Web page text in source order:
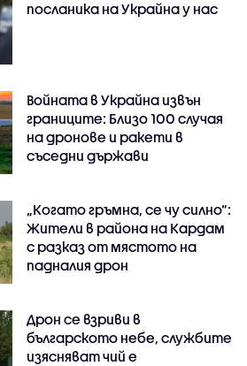
посланика на Украйна у нас
Войната в Украйна извън
границите: Близо 100 случая
на дронове и ракети в
съседни държави
„Когато гръмна, се чу силно“:
Жители в района на Кардам
с разказ от мястото на
падналия дрон
Дрон се взриви в
българското небе, службите
изясняват чий е